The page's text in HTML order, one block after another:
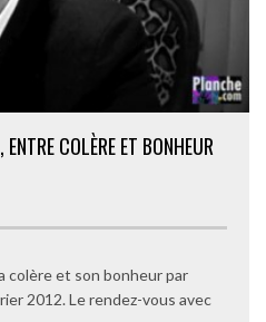
COLÈRE ET BONHEUR
colère et son bonheur par
2012. Le rendez-vous avec